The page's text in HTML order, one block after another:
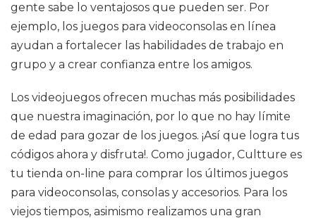
gente sabe lo ventajosos que pueden ser. Por
ejemplo, los juegos para videoconsolas en línea
ayudan a fortalecer las habilidades de trabajo en
grupo y a crear confianza entre los amigos.
Los videojuegos ofrecen muchas más posibilidades
que nuestra imaginación, por lo que no hay límite
de edad para gozar de los juegos. ¡Así que logra tus
códigos ahora y disfruta!. Como jugador, Cultture es
tu tienda on-line para comprar los últimos juegos
para videoconsolas, consolas y accesorios. Para los
viejos tiempos, asimismo realizamos una gran